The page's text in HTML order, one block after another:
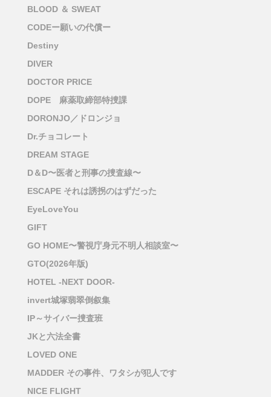
BLOOD ＆ SWEAT
CODEー願いの代償ー
Destiny
DIVER
DOCTOR PRICE
DOPE 麻薬取締部特捜課
DORONJO／ドロンジョ
Dr.チョコレート
DREAM STAGE
D＆D〜医者と刑事の捜査線〜
ESCAPE それは誘拐のはずだった
EyeLoveYou
GIFT
GO HOME〜警視庁身元不明人相談室〜
GTO(2026年版)
HOTEL -NEXT DOOR-
invert城塚翡翠倒叙集
IP～サイバー捜査班
JKと六法全書
LOVED ONE
MADDER その事件、ワタシが犯人です
NICE FLIGHT